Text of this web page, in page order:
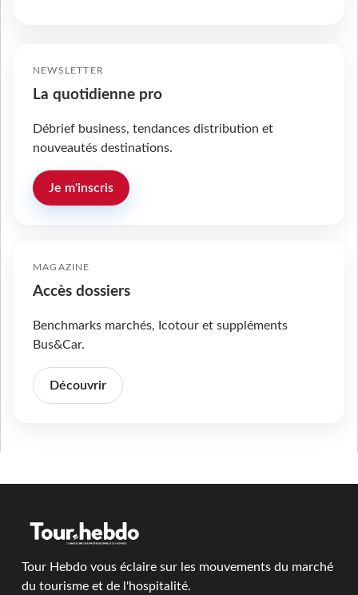
NEWSLETTER
La quotidienne pro
Débrief business, tendances distribution et
nouveautés destinations.
Je m'inscris
MAGAZINE
Accès dossiers
Benchmarks marchés, Icotour et suppléments
Bus&Car.
Découvrir
Tour Hebdo vous éclaire sur les mouvements du marché
du tourisme et de l'hospitalité.